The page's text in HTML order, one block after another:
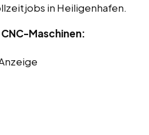
in Heiligenhafen.
Maschinen: